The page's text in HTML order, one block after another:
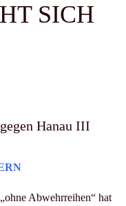
SICH
Hanau III
Abwehrreihen“ hat